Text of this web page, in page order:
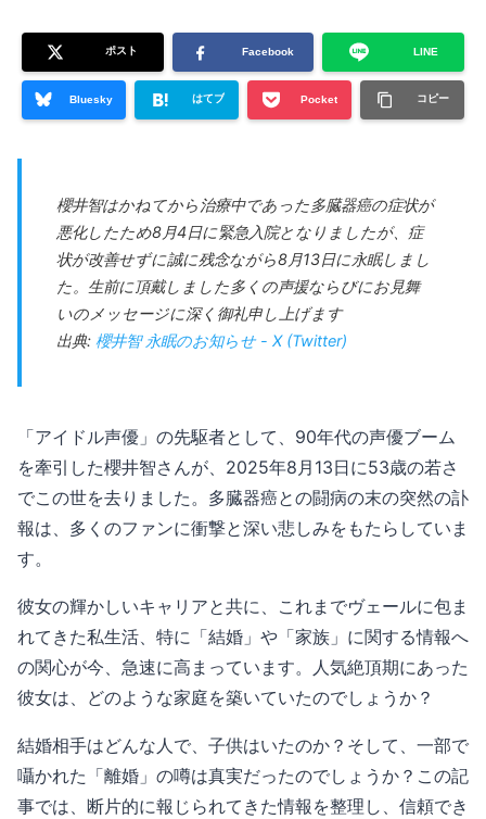
ポスト Facebook LINE
Bluesky はてブ Pocket コピー
櫻井智はかねてから治療中であった多臓器癌の症状が
悪化したため8月4日に緊急入院となりましたが、症
状が改善せずに誠に残念ながら8月13日に永眠しまし
た。生前に頂戴しました多くの声援ならびにお見舞
いのメッセージに深く御礼申し上げます
出典: 櫻井智 永眠のお知らせ - X (Twitter)
「アイドル声優」の先駆者として、90年代の声優ブーム
を牽引した櫻井智さんが、2025年8月13日に53歳の若さ
でこの世を去りました。多臓器癌との闘病の末の突然の訃
報は、多くのファンに衝撃と深い悲しみをもたらしていま
す。
彼女の輝かしいキャリアと共に、これまでヴェールに包ま
れてきた私生活、特に「結婚」や「家族」に関する情報へ
の関心が今、急速に高まっています。人気絶頂期にあった
彼女は、どのような家庭を築いていたのでしょうか？
結婚相手はどんな人で、子供はいたのか？そして、一部で
囁かれた「離婚」の噂は真実だったのでしょうか？この記
事では、断片的に報じられてきた情報を整理し、信頼でき